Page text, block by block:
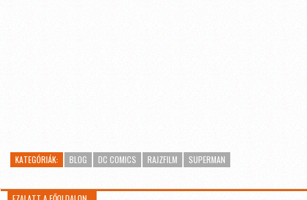
KATEGÓRIÁK: BLOG DC COMICS RAJZFILM SUPERMAN